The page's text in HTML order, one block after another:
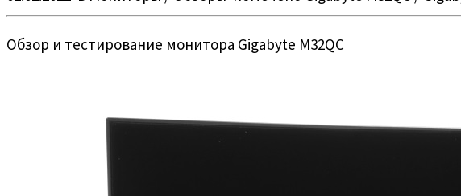
Обзор и тестирование монитора Gigabyte M32QC